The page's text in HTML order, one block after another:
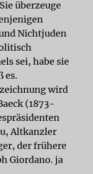
überzeuge
Nichtjuden
sei, habe sie
es.
wird
(1873-
Altkanzler
der frühere
Giordano. ja